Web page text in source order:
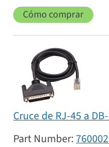
Cómo comprar
Cruce de RJ-45 a